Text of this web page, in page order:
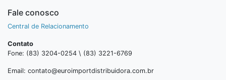
Fale conosco
Central de Relacionamento
Contato
Fone: (83) 3204-0254 \ (83) 3221-6769
Email: contato@euroimportdistribuidora.com.br